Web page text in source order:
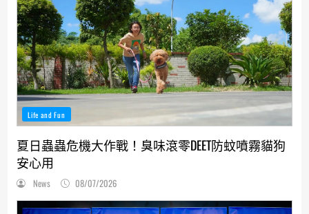
Life and Fun
夏日蟲蟲危機大作戰！臭味滾零DEET防蚊噴霧貓狗
安心用
News 08/07/2026